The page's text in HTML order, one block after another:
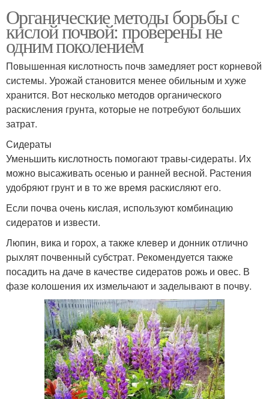
Органические методы борьбы с
кислой почвой: проверены не
одним поколением
Повышенная кислотность почв замедляет рост корневой
системы. Урожай становится менее обильным и хуже
хранится. Вот несколько методов органического
раскисления грунта, которые не потребуют больших
затрат.
Сидераты
Уменьшить кислотность помогают травы-сидераты. Их
можно высаживать осенью и ранней весной. Растения
удобряют грунт и в то же время раскисляют его.
Если почва очень кислая, используют комбинацию
сидератов и извести.
Люпин, вика и горох, а также клевер и донник отлично
рыхлят почвенный субстрат. Рекомендуется также
посадить на даче в качестве сидератов рожь и овес. В
фазе колошения их измельчают и заделывают в почву.